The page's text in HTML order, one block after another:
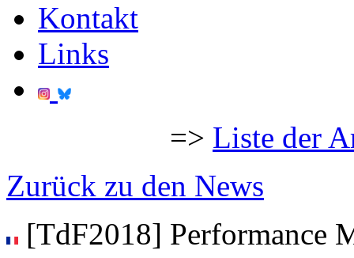
Kontakt
Links
=> Liste der
Zurück zu den News
[TdF2018] Performance